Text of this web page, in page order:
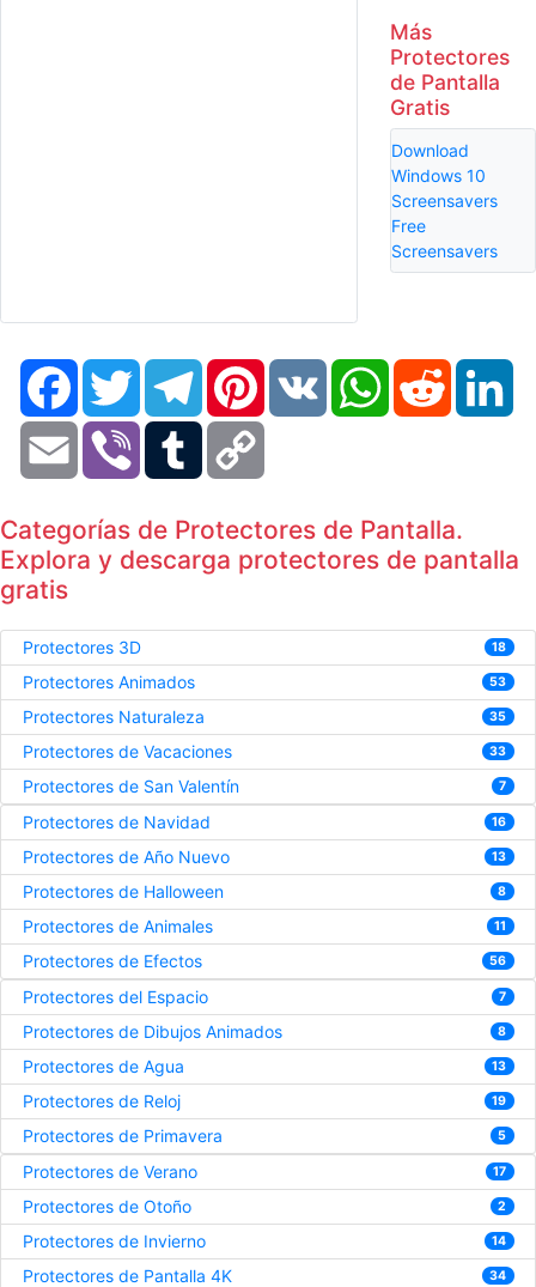
Más
Protectores
de Pantalla
Gratis
Download
Windows 10
Screensavers
Free
Screensavers
FacebookTwitter TelegramPinterestVK WhatsAppReddit
Email Viber Tumblr
Categorías de Protectores de Pantalla.
Explora y descarga protectores de pantalla
gratis
Protectores 3D 18
Protectores Animados 53
Protectores Naturaleza 35
Protectores de Vacaciones 33
Protectores de San Valentín 7
Protectores de Navidad 16
Protectores de Año Nuevo 13
Protectores de Halloween 8
Protectores de Animales 11
Protectores de Efectos 56
Protectores del Espacio 7
Protectores de Dibujos Animados 8
Protectores de Agua 13
Protectores de Reloj 19
Protectores de Primavera 5
Protectores de Verano 17
Protectores de Otoño 2
Protectores de Invierno 14
Protectores de Pantalla 4K 34